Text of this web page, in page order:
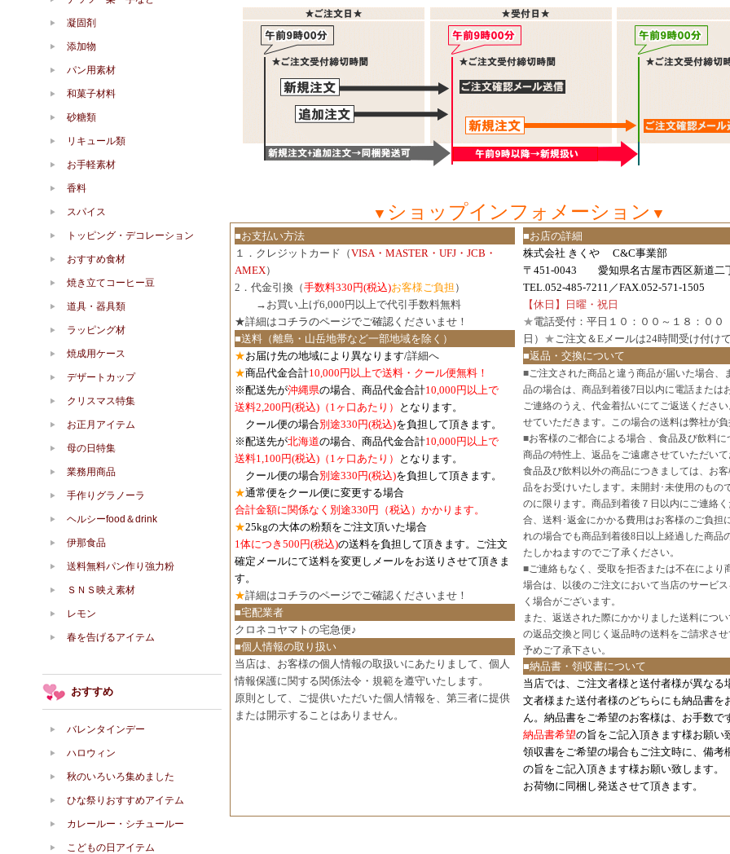
▼ ショップインフォメーション ▼
■お支払い方法
１．クレジットカード（VISA・MASTER・UFJ・JCB・
AMEX）
2．代金引換（手数料330円(税込)お客様ご負担 ）
→お買い上げ6,000円以上で代引手数料無料
★詳細は コチラのページでご確認 くださいませ！
■送料（離島・山岳地帯など一部地域を除く）
★お届け先の地域により異なります/詳細へ
★商品代金合計10,000円以上で送料・クール便無料！
※配送先が沖縄県の場合、商品代金合計10,000円以上で
送料2,200円(税込)（1ヶ口あたり）
となります。
クール便の場合別途330円(税込)を負担して頂きます。
※配送先が北海道の場合、商品代金合計10,000円以上で
送料1,100円(税込) （1ヶ口あたり）
となります。
クール便の場合別途330円(税込)を負担して頂きます。
★通常便をクール便に変更する場合
合計金額に関係なく別途330円（税込）かかります。
★25kgの大体の粉類をご注文頂いた場合
1体につき500円(税込)の送料を負担して頂きます。ご注文
確定メールにて送料を変更しメールをお送りさせて頂きま
す。
★詳細は コチラのページでご確認 くださいませ！
■宅配業者
クロネコヤマトの宅急便♪
■個人情報の取り扱い
当店は、お客様の個人情報の取扱いにあたりまして、個人
情報保護に関する関係法令・規範を遵守いたします。
原則として、ご提供いただいた個人情報を、第三者に提供
または開示することはありません。
■お店の詳細
株式会社 きくや C&C事業部
〒451-0043 愛知県名古屋市西区新道二
TEL.052-485-7211／FAX.052-571-1505
【休日】日曜・祝日
★電話受付：平日１０：００～１８：００
日） ★ご注文＆Eメールは24時間受け付け
■返品・交換について
■ご注文された商品と違う商品が届いた場合、
品の場合は、商品到着後7日以内に電話または
ご連絡のうえ、代金着払いにてご返送くださ
せていただきます。この場合の送料は弊社が負
■お客様のご都合による場合 、食品及び飲料に
商品の特性上、返品をご遠慮させていただいて
食品及び飲料以外の商品につきましては、お
品をお受けいたします。未開封･未使用のもの
のに限ります。商品到着後７日以内にご連絡
合、送料･返金にかかる費用はお客様のご負担
れの場合でも商品到着後8日以上経過した商品
たしかねますのでご了承ください。
■ご連絡もなく、受取を拒否または不在により
場合は、以後のご注文において当店のサービ
く場合がございます。
また、返送された際にかかりました送料につ
の返品交換と同じく返品時の送料をご請求さ
予めご了承下さい。
■納品書・領収書について
当店では、ご注文者様と送付者様が異なる
文者様また送付者様のどちらにも納品書を
ん。納品書をご希望のお客様は、お手数で
納品書希望の旨をご記入頂きます様お願い
領収書をご希望の場合もご注文時に、備考
の旨をご記入頂きます様お願い致します。
お荷物に同梱し発送させて頂きます。
凝固剤
添加物
パン用素材
和菓子材料
砂糖類
リキュール類
お手軽素材
香料
スパイス
トッピング・デコレーション
おすすめ食材
焼き立てコーヒー豆
道具・器具類
ラッピング材
焼成用ケース
デザートカップ
クリスマス特集
お正月アイテム
母の日特集
業務用商品
手作りグラノーラ
ヘルシーfood＆drink
伊那食品
送料無料パン作り強力粉
ＳＮＳ映え素材
レモン
春を告げるアイテム
おすすめ
バレンタインデー
ハロウィン
秋のいろいろ集めました
ひな祭りおすすめアイテム
カレールー・シチュールー
こどもの日アイテム